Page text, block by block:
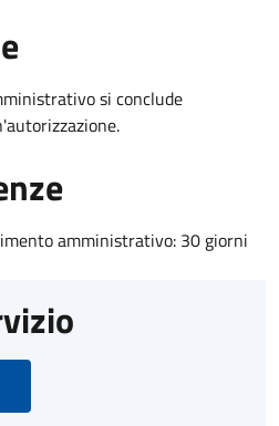
si conclude
amministrativo: 30 giorni